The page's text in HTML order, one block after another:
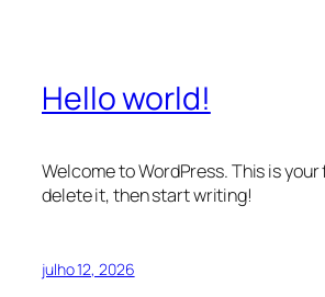
Hello world!
Welcome to WordPress. This is
delete it, then start writing!
julho 12, 2026